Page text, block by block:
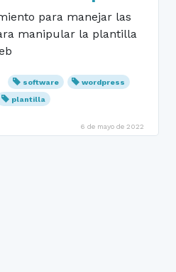
para manejar las
manipular la plantilla
software
wordpress
plantilla
6 de mayo de 2022